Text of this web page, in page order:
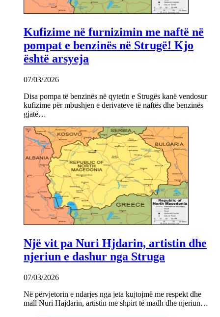
Kufizime në furnizimin me naftë në
pompat e benzinës në Strugë! Kjo
është arsyeja
07/03/2026
Disa pompa të benzinës në qytetin e Strugës kanë vendosur
kufizime për mbushjen e derivateve të naftës dhe benzinës
gjatë…
Një vit pa Nuri Hjdarin, artistin dhe
njeriun e dashur nga Struga
07/03/2026
Në përvjetorin e ndarjes nga jeta kujtojmë me respekt dhe
mall Nuri Hajdarin, artistin me shpirt të madh dhe njeriun…